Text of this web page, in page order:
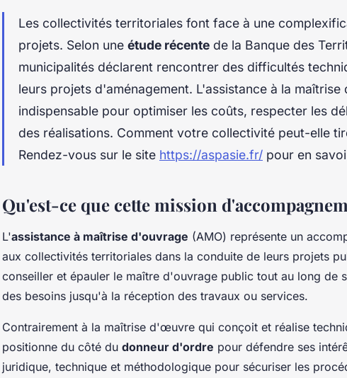
Les collectivités territoriales font face à une
projets. Selon une étude récente de la Banque des
municipalités déclarent rencontrer des difficultés
leurs projets d'aménagement. L'assistance à la
indispensable pour optimiser les coûts, respecter les
des réalisations. Comment votre collectivité peut-elle
Rendez-vous sur le site https://aspasie.fr/ pour en
Qu'est-ce que cette mission
L'assistance à maîtrise d'ouvrage (AMO) représente un
aux collectivités territoriales dans la conduite de leurs projets
conseiller et épauler le maître d'ouvrage public tout au long de
des besoins jusqu'à la réception des travaux ou services.
Contrairement à la maîtrise d'œuvre qui conçoit et réalise
positionne du côté du donneur d'ordre pour défendre ses
juridique, technique et méthodologique pour sécuriser les